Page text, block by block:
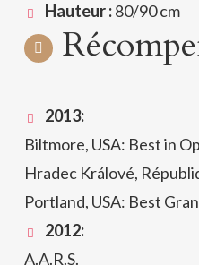
Hauteur :80/90 cm
2013:
Biltmore, USA: Best in
Hradec Králové,
Portland, USA: Best
2012:
A.A.R.S.